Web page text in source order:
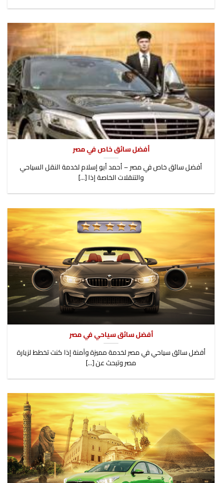
أفضل سائق خاص في مصر
أفضل سائق خاص في مصر – أحمد أبو إسلام لخدمة النقل السياحي
والتنقلات الخاصة إذا [...]
أفضل سائق سياحي في مصر
أفضل سائق سياحي في مصر لخدمة مميزة وآمنة إذا كنت تخطط لزيارة
مصر وتبحث عن [...]